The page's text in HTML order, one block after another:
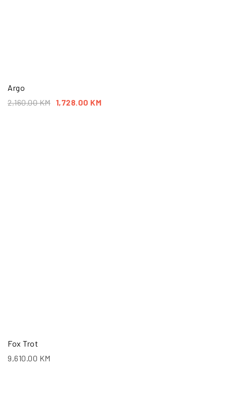
Argo
2,160.00KM 1,728.00 KM
Fox Trot
9,610.00 KM